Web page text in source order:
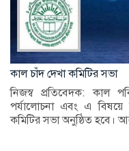
কাল চাঁদ দেখা কমিটির সভা
নিজস্ব প্রতিবেদক: কাল
পর্যালোচনা এবং এ বিষয়ে
কমিটির সভা অনুষ্ঠিত হবে।